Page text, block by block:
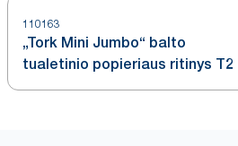
110163
„Tork Mini Jumbo“ balto
tualetinio popieriaus ritinys T2